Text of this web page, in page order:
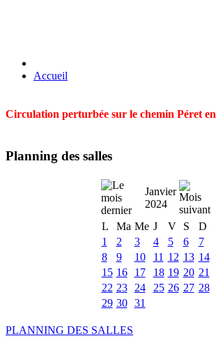
Accueil
Circulation perturbée sur le chemin Péret
Planning des salles
Janvier
2024
L
Ma Me J V S
D
1
2 3 4 5 6
7
8
9 10 11 12 13 14
15 16 17 18 19 20 21
22 23 24 25 26 27 28
29 30 31
PLANNING DES SALLES